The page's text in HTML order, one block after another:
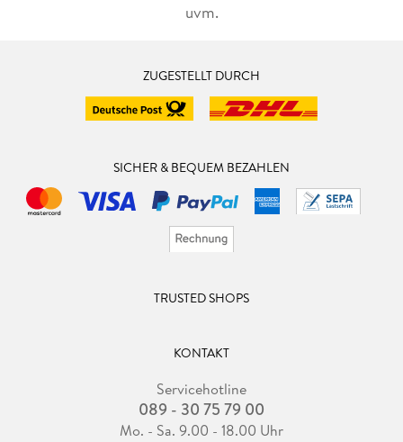
uvm.
ZUGESTELLT DURCH
SICHER & BEQUEM BEZAHLEN
TRUSTED SHOPS
KONTAKT
Servicehotline
089 - 30 75 79 00
Mo. - Sa. 9.00 - 18.00 Uhr